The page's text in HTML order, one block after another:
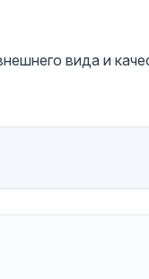
вида и